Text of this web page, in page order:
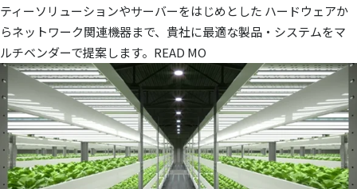
ティーソリューションやサーバーをはじめとした ハードウェアか
らネットワーク関連機器まで、貴社に最適な製品・システムをマ
ルチベンダーで提案します。READ MO